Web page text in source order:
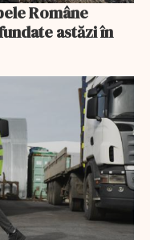
Române
astăzi în